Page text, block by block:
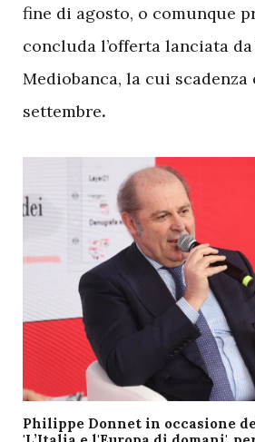
fine di agosto, o comunque
concluda l’offerta lanciata
Mediobanca, la cui scadenza
settembre.
Philippe Donnet in occasione